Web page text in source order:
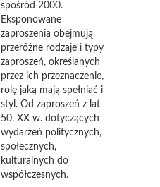
spośród 2000.
Eksponowane
zaproszenia obejmują
przeróżne rodzaje i typy
zaproszeń, określanych
przez ich przeznaczenie,
rolę jaką mają spełniać i
styl. Od zaproszeń z lat
50. XX w. dotyczących
wydarzeń politycznych,
społecznych,
kulturalnych do
współczesnych.